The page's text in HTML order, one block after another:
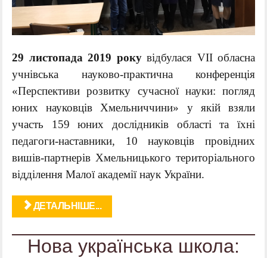
29 листопада 2019 рокувідбулася VІІ обласна
учнівська науково-практична конференція
«Перспективи розвитку сучасної науки: погляд
юних науковців Хмельниччини» у якій взяли
участь 159 юних дослідників області та їхні
педагоги-наставники, 10 науковців провідних
вишів-партнерів Хмельницького територіального
відділення Малої академії наук України.
ДЕТАЛЬНІШЕ...
Нова українська школа: